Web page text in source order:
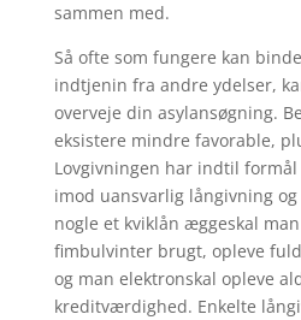
sammen med.
Så ofte som fungere kan
indtjenin fra andre ydelser,
overveje din asylansøgning.
eksistere mindre favorable,
Lovgivningen har indtil
imod uansvarlig långivning
nogle et kviklån æggeskal
fimbulvinter brugt, opleve
og man elektronskal opleve
kreditværdighed. Enkelte